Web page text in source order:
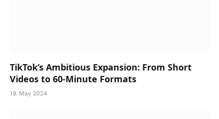
TikTok’s Ambitious Expansion: From Short
Videos to 60-Minute Formats
19. May 2024